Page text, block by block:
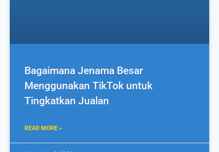
Bagaimana Jenama Besar
Menggunakan TikTok untuk
Tingkatkan Jualan
READ MORE »